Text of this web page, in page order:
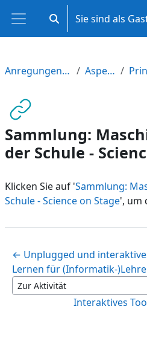
Zum Hauptinhalt
Website-Übersicht
Sucheingabe
Sie sind als
Anregungen für die integrativen Arbeitsbereiche Aspekte der KI und des ML
Sammlung:
der Schule -
Klicken Sie auf 'Sammlung:
Schule - Science on Stage', um
← Unplugged und
Lernen für (Informatik-
Zur Aktivität
Interaktives